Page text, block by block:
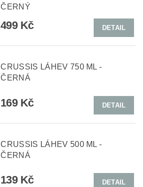
ČERNÝ
499 Kč DETAIL
CRUSSIS LÁHEV 750 ML -
ČERNÁ
169 Kč DETAIL
CRUSSIS LÁHEV 500 ML -
ČERNÁ
139 Kč DETAIL